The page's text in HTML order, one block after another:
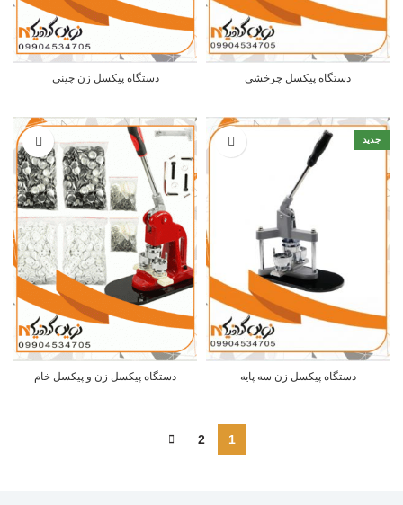
دستگاه پیکسل چرخشی دستگاه پیکسل زن چینی
جدید
دستگاه پیکسل زن سه پایه دستگاه پیکسل زن و پیکسل خام
1
2